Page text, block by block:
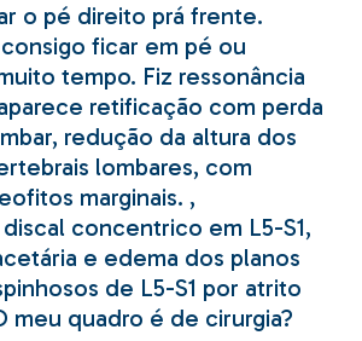
o pé direito prá frente.
ficar em pé ou
tempo. Fiz ressonância
retificação com perda
redução da altura dos
lombares, com
marginais. ,
concentrico em L5-S1,
e edema dos planos
de L5-S1 por atrito
meu quadro é de cirurgia?